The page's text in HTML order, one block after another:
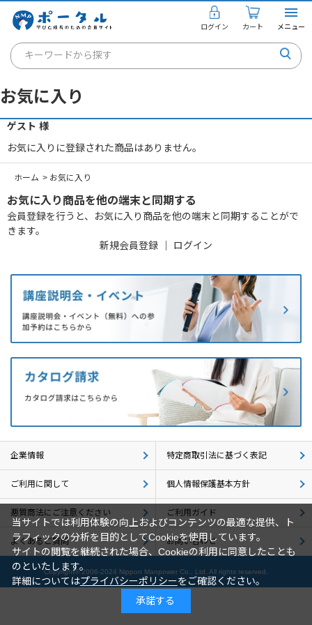
ログイン カート メニュー
キーワードから探す
通信講座
キャリアコンサルタント
書籍・教材
講座を探す
お知らせ
ご利用ガイド
個人のお客様
企業情報
採用情報
閉じる
お気に入り
ゲスト 様
お気に入りに登録された商品はありません。
ホーム > お気に入り
お気に入り商品を他の端末と同期する
会員登録を行うと、お気に入り商品を他の端末と同期することがで
きます。
新規会員登録
ログイン
企業情報 特定商取引法に基づく表記
ご利用に関して 個人情報保護基本方針
悪質商法にご注意ください ご利用ガイド
よくあるご質問 お問い合わせ
Copyright© 2006-2024 Nippon Manpower Co., Ltd. All rights reserved.
当サイトでは利用体験の向上およびコンテンツの最適な提供、ト
ラフィックの分析を目的としてCookieを使用しています。
サイトの閲覧を継続された場合、Cookieの利用に同意したことも
のといたします。
詳細についてはプライバシーポリシーをご確認ください。
承諾する